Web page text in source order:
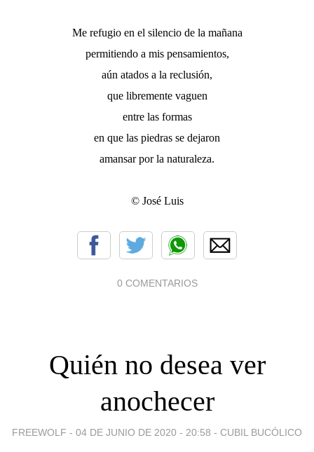
Me refugio en el silencio de la mañana
permitiendo a mis pensamientos,
aún atados a la reclusión,
que libremente vaguen
entre las formas
en que las piedras se dejaron
amansar por la naturaleza.
© José Luis
0 COMENTARIOS
Quién no desea ver
anochecer
FREEWOLF - 04 DE JUNIO DE 2020 - 20:58 - CUBIL BUCÓLICO